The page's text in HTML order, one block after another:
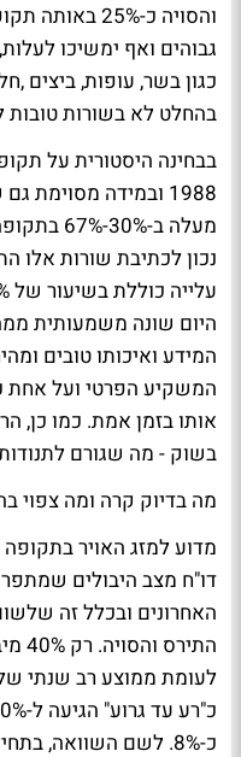
והסויה כ-
גבוהים ואף ימשיכו
כגון בשר, עופות, ביצים
בהחלט לא בשורות טובות
מעלה ב-
נכון לכתיבת שורות
היום שונה משמעותית
המידע ואיכותו טובים
המשקיע הפרטי ועל אחת
אותו בזמן אמת. כמו כן,
בשוק - מה שגורם
מה בדיוק קרה ומה צפוי
מדוע למזג האויר
דו"ח מצב היבולים
האחרונים ובכלל זה